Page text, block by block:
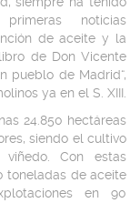
noticias
de aceite y la
de Don Vicente
pueblo de Madrid“,
ya en el S. XIII.
24.850 hectáreas
siendo el cultivo
Con estas
toneladas de aceite
en 90